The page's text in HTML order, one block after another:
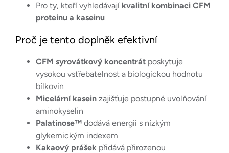
Pro ty, kteří vyhledávají kvalitní kombinaci CFM
proteinu a kaseinu
Proč je tento doplněk efektivní
CFM syrovátkový koncentrát poskytuje
vysokou vstřebatelnost a biologickou hodnotu
bílkovin
Micelární kasein zajišťuje postupné uvolňování
aminokyselin
Palatinose™ dodává energii s nízkým
glykemickým indexem
Kakaový prášek přidává přirozenou